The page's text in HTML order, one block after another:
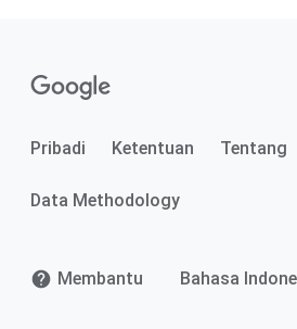
Pribadi Ketentuan Tentang
Data Methodology
Membantu